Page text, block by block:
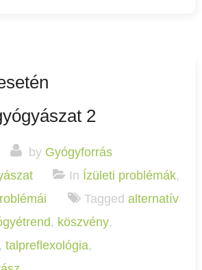
2
by Gyógyforrás
In Ízületi problémák,
Tagged alternatív
, köszvény,
, talpreflexológia,